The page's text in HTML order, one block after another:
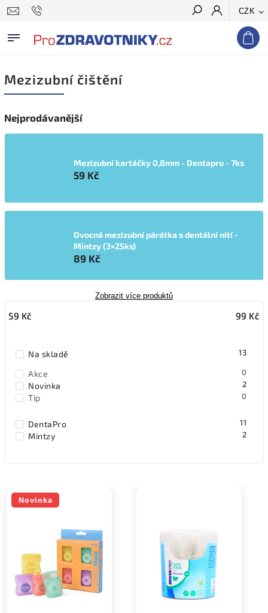
CZK
Hledat
Mezizubní čištění
Nejprodávanější
Mezizubní kartáčky 0,8mm - Dentapro - 7ks
59 Kč
Ovocná mezizubní párátka s dentální nití -
Mintzy (3×25ks)
89 Kč
Zobrazit více produktů
59 Kč 99 Kč
Na skladě 13
Akce 0
Novinka 2
Tip 0
DentaPro 11
Mintzy 2
Novinka